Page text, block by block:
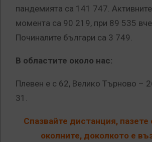
пандемията са 141 747.
момента са 90 219, при 89 535
Починалите българи са 3 749.
В областите около нас:
Плевен е с 62, Велико Търново –
31.
Спазвайте дистанция, пазете
околните, доколкото е